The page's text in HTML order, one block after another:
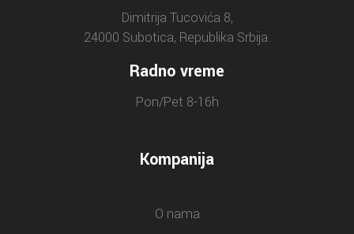
Dimitrija Tucovića 8,
24000 Subotica, Republika Srbija.
Radno vreme
Pon/Pet 8-16h
Kompanija
O nama